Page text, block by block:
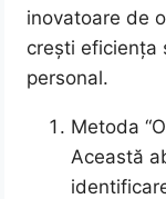
inovatoare de
crești eficiența
personal.
Metoda
Această